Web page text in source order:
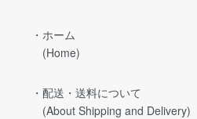
・ホーム
(Home)
・配送・送料について
(About Shipping and Delivery)